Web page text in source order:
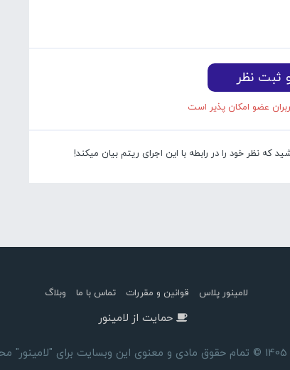
ثبت نظر
عضو امکان پذیر است
که نظر خود را در رابطه با این اجرای ریتم بیان میکند!
لامینور پلاس قوانین و مقررات تماس با ما وبلاگ
حمایت از لامینور